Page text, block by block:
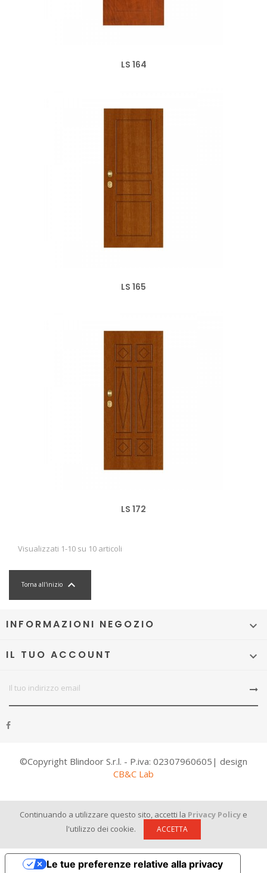
LS 164
LS 165
LS 172
Visualizzati 1-10 su 10 articoli
Torna all'inizio 
INFORMAZIONI NEGOZIO 
IL TUO ACCOUNT 
©Copyright Blindoor S.r.l. - P.iva: 02307960605| design
CB&C Lab
Continuando a utilizzare questo sito, accetti la Privacy Policy e
l'utilizzo dei cookie.
ACCETTA
Le tue preferenze relative alla privacy